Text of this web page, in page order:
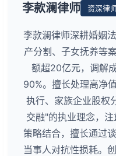
李款澜律师 资深律
李款澜律师深耕婚姻
产分割、子女抚养等
额超20亿元，调解
90%。擅长处理高净
执行、家族企业股权
交融"的执业理念，
策略结合，擅长通过
当事人对抗性损耗。